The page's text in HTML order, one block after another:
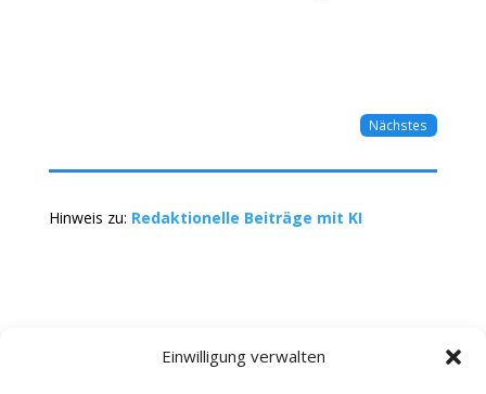
Einwilligung verwalten
Nächstes
Hinweis zu: Redaktionelle Beiträge mit KI